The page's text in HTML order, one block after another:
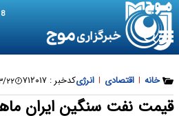
8 August 2026
خانه | اقتصادی | انرژیکدخبر : ۷۱۲۰۱۷ ۱۴۰۵/
قیمت نفت سنگین ایران